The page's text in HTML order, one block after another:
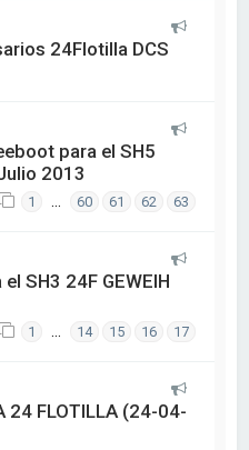
24Flotilla DCS
para el SH5
2013
1 … 60 61 62 63
SH3 24F GEWEIH
1 … 14 15 16 17
24 FLOTILLA (24-04-